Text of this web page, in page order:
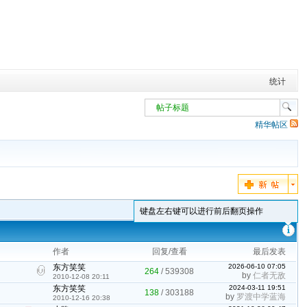
统计
帖子标题
精华帖区
键盘左右键可以进行前后翻页操作
作者 回复/查看 最后发表
东方笑笑
2010-12-08 20:11
264 /539308
2026-06-10 07:05
by仁者无敌
东方笑笑
2010-12-16 20:38
138 /303188
2024-03-11 19:51
by 罗渡中学蓝海